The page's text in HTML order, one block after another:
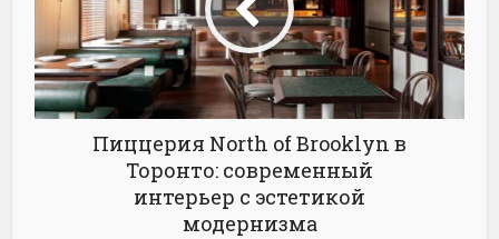
Пиццерия North of Brooklyn в
Торонто: современный
интерьер с эстетикой
модернизма